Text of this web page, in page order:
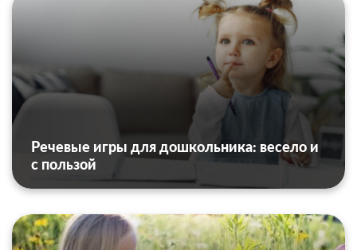
Речевые игры для дошкольника: весело и
с пользой